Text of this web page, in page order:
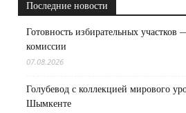
Последние новости
Готовность избирательных участков
комиссии
07.08.2026
Голубевод с коллекцией мирового
Шымкенте